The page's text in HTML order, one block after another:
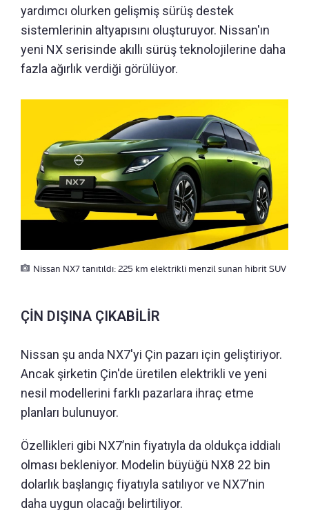
yardımcı olurken gelişmiş sürüş destek
sistemlerinin altyapısını oluşturuyor. Nissan'ın
yeni NX serisinde akıllı sürüş teknolojilerine daha
fazla ağırlık verdiği görülüyor.
Nissan NX7 tanıtıldı: 225 km elektrikli menzil sunan hibrit SUV
ÇİN DIŞINA ÇIKABİLİR
Nissan şu anda NX7'yi Çin pazarı için geliştiriyor.
Ancak şirketin Çin'de üretilen elektrikli ve yeni
nesil modellerini farklı pazarlara ihraç etme
planları bulunuyor.
Özellikleri gibi NX7’nin fiyatıyla da oldukça iddialı
olması bekleniyor. Modelin büyüğü NX8 22 bin
dolarlık başlangıç fiyatıyla satılıyor ve NX7’nin
daha uygun olacağı belirtiliyor.